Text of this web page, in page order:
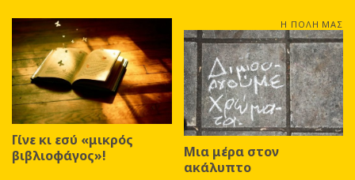
Γίνε κι εσύ «μικρός
βιβλιοφάγος»!
Η ΠΟΛΗ ΜΑΣ
Μια μέρα στον
ακάλυπτο